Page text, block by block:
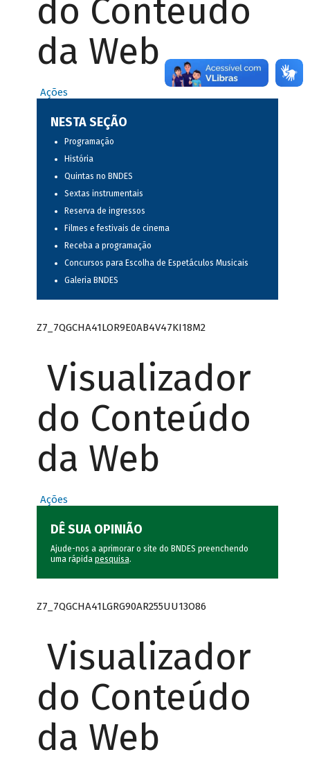
do Conteúdo
da Web
Ações
NESTA SEÇÃO
Programação
História
Quintas no BNDES
Sextas instrumentais
Reserva de ingressos
Filmes e festivais de cinema
Receba a programação
Concursos para Escolha de Espetáculos Musicais
Galeria BNDES
Z7_7QGCHA41LOR9E0AB4V47KI18M2
Visualizador
do Conteúdo
da Web
Ações
DÊ SUA OPINIÃO
Ajude-nos a aprimorar o site do BNDES preenchendo
uma rápida pesquisa.
Z7_7QGCHA41LGRG90AR255UU13O86
Visualizador
do Conteúdo
da Web